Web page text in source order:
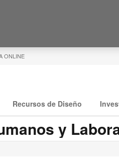
ONLINE
Recursos de Diseño
y